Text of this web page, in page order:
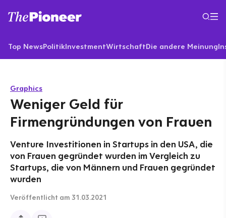
Top NewsPolitikInvestmentWirtschaftDie andere Meinung
Graphics
Weniger Geld für
Firmengründungen von Frauen
Venture Investitionen in Startups in den USA, die
von Frauen gegründet wurden im Vergleich zu
Startups, die von Männern und Frauen gegründet
wurden
Veröffentlicht am 31.03.2021